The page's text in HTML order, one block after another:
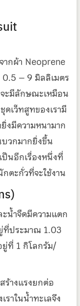
กผ้า Neoprene
0.5 – 9 มิลลิเมตร
ะมีลักษณะเหมือน
เว็ทสูทของเรามี
งมีความหนามาก
บวกมากยิ่งขึ้น
ป็นอีกเรื่องหนึ่งที่
ตะกั่วที่จะใช้งาน
น้ำจืดมีความแตก
ที่ประมาณ 1.03
ที่ 1 กิโลกรัม/
ร้างแรงยกต่อ
ราในน้ำทะเลจึง